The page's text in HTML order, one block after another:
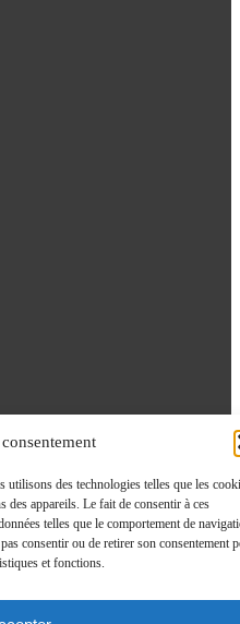
des technologies telles que les
des appareils. Le fait de consentir à ces
telles que le comportement de
consentir ou de retirer son consentement
et fonctions.